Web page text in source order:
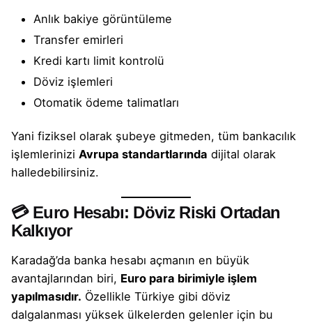
Anlık bakiye görüntüleme
Transfer emirleri
Kredi kartı limit kontrolü
Döviz işlemleri
Otomatik ödeme talimatları
Yani fiziksel olarak şubeye gitmeden, tüm bankacılık
işlemlerinizi Avrupa standartlarında dijital olarak
halledebilirsiniz.
💳 Euro Hesabı: Döviz Riski Ortadan
Kalkıyor
Karadağ’da banka hesabı açmanın en büyük
avantajlarından biri, Euro para birimiyle işlem
yapılmasıdır. Özellikle Türkiye gibi döviz
dalgalanması yüksek ülkelerden gelenler için bu